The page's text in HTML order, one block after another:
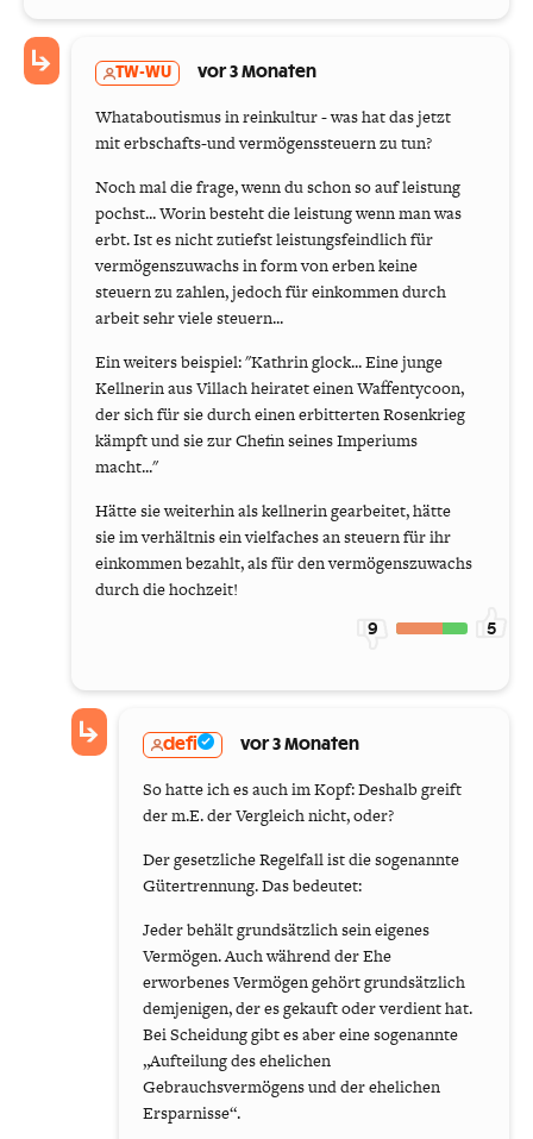
TW-WU vor 3 Monaten
Whataboutismus in reinkultur - was hat das jetzt
mit erbschafts-und vermögenssteuern zu tun?
Noch mal die frage, wenn du schon so auf leistung
pochst... Worin besteht die leistung wenn man was
erbt. Ist es nicht zutiefst leistungsfeindlich für
vermögenszuwachs in form von erben keine
steuern zu zahlen, jedoch für einkommen durch
arbeit sehr viele steuern...
Ein weiters beispiel: "Kathrin glock... Eine junge
Kellnerin aus Villach heiratet einen Waffentycoon,
der sich für sie durch einen erbitterten Rosenkrieg
kämpft und sie zur Chefin seines Imperiums
macht..."
Hätte sie weiterhin als kellnerin gearbeitet, hätte
sie im verhältnis ein vielfaches an steuern für ihr
einkommen bezahlt, als für den vermögenszuwachs
durch die hochzeit!
9 5
defi vor 3 Monaten
So hatte ich es auch im Kopf: Deshalb greift
der m.E. der Vergleich nicht, oder?
Der gesetzliche Regelfall ist die sogenannte
Gütertrennung. Das bedeutet:
Jeder behält grundsätzlich sein eigenes
Vermögen. Auch während der Ehe
erworbenes Vermögen gehört grundsätzlich
demjenigen, der es gekauft oder verdient hat.
Bei Scheidung gibt es aber eine sogenannte
„Aufteilung des ehelichen
Gebrauchsvermögens und der ehelichen
Ersparnisse“.